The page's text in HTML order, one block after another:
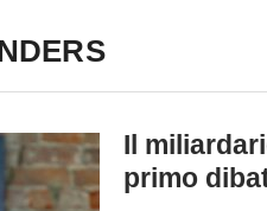
Il
primo